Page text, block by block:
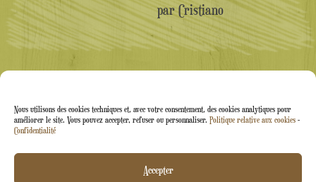
Nous utilisons des cookies techniques et, avec votre consentement, des cookies analytiques pour
améliorer le site. Vous pouvez accepter, refuser ou personnaliser. Politique relative aux cookies -
Confidentialité
Accepter
Note 5sur
5
par Cristiano
Arti&Inventive ® 2005-2026 | Numéro de TVA :